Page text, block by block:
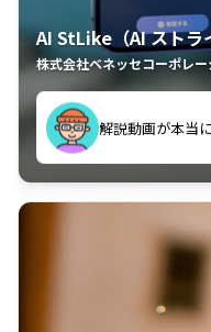
AI StLike（AI ストラ
株式会社ベネッセコーポレ
古文漢文を主に
のに非常に役立
解説動画が本当